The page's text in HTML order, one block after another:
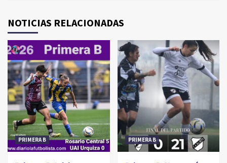
NOTICIAS RELACIONADAS
PRIMERA B PRIMERA B